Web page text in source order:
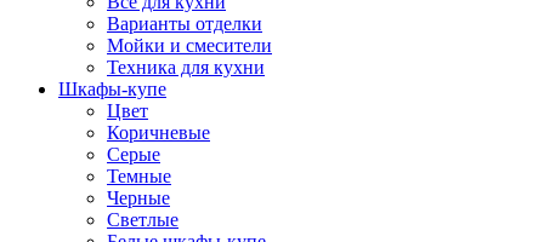
Варианты отделки
Мойки и смесители
Техника для кухни
Шкафы-купе
Цвет
Коричневые
Серые
Темные
Черные
Светлые